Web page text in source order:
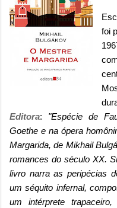
foi
Editora: "Espécie de
Goethe e na ópera
Margarida, de Mikhail
romances do século XX.
livro narra as peripécias
um séquito infernal,
um intérprete